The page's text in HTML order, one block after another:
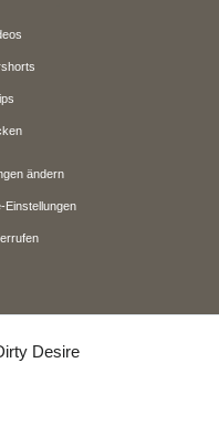
ändern
Einstellungen
Desire